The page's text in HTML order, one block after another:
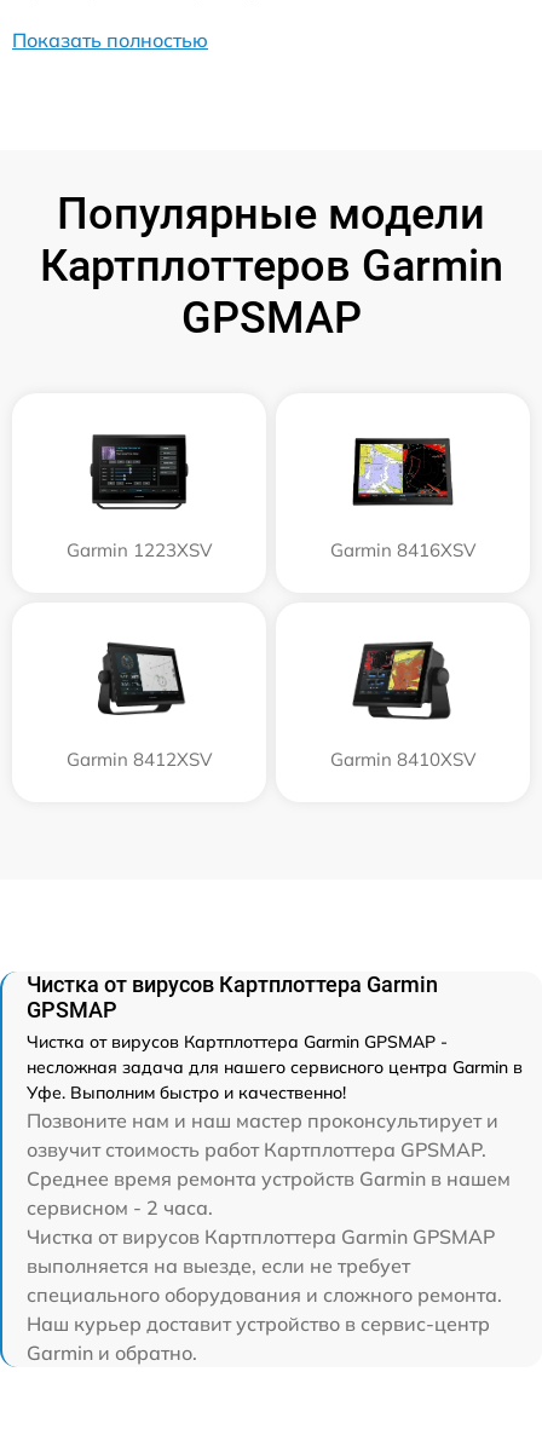
Показать полностью
Популярные модели
Картплоттеров Garmin
GPSMAP
Garmin 1223XSV Garmin 8416XSV
Garmin 8412XSV Garmin 8410XSV
Чистка от вирусов Картплоттера Garmin
GPSMAP
Чистка от вирусов Картплоттера Garmin GPSMAP -
несложная задача для нашего сервисного центра Garmin в
Уфе. Выполним быстро и качественно!
Позвоните нам и наш мастер проконсультирует и
озвучит стоимость работ Картплоттера GPSMAP.
Среднее время ремонта устройств Garmin в нашем
сервисном - 2 часа.
Чистка от вирусов Картплоттера Garmin GPSMAP
выполняется на выезде, если не требует
специального оборудования и сложного ремонта.
Наш курьер доставит устройство в сервис-центр
Garmin и обратно.